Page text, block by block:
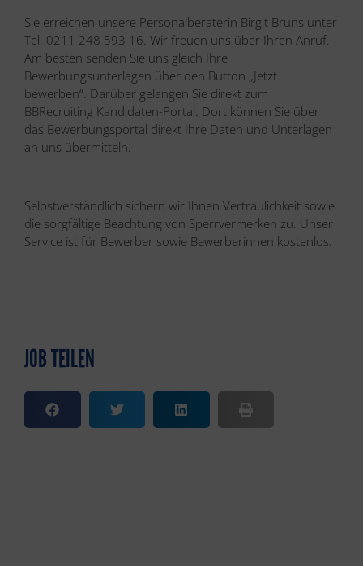
Sie erreichen unsere Personalberaterin Birgit Bruns unter
Tel. 0211 248 593 16. Wir freuen uns über Ihren Anruf.
Am besten senden Sie uns gleich Ihre
Bewerbungsunterlagen über den Button „Jetzt
bewerben“. Darüber gelangen Sie direkt zum
BBRecruiting Kandidaten-Portal. Dort können Sie über
das Bewerbungsportal direkt Ihre Daten und Unterlagen
an uns übermitteln.
Selbstverständlich sichern wir Ihnen Vertraulichkeit sowie
die sorgfältige Beachtung von Sperrvermerken zu. Unser
Service ist für Bewerber sowie Bewerberinnen kostenlos.
JOB TEILEN